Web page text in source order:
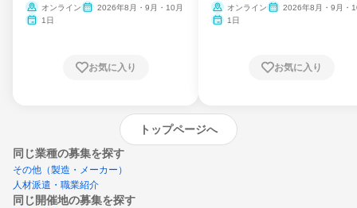
ム
オンライン
2026年8月・9月・10月
1日
お気に入り
オンライン
2026年8月・9月・
1日
お気に入り
トップページへ
同じ業種の募集を探す
その他（製造・メーカー）
人材派遣・職業紹介
同じ開催地の募集を探す